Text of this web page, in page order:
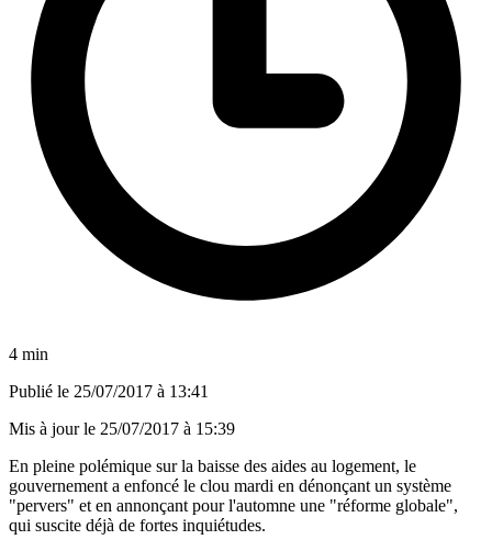
4 min
Publié le 25/07/2017 à 13:41
Mis à jour le 25/07/2017 à 15:39
En pleine polémique sur la baisse des aides au logement, le
gouvernement a enfoncé le clou mardi en dénonçant un système
"pervers" et en annonçant pour l'automne une "réforme globale",
qui suscite déjà de fortes inquiétudes.